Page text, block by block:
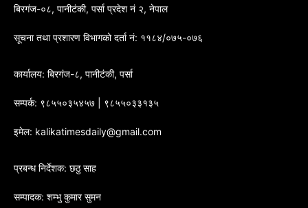
बिरगंज-०८, पानीटंकी, पर्सा प्रदेश नं २, नेपाल
सूचना तथा प्रशारण विभागको दर्ता नं: ११८४/०७५-०७६
कार्यालय: बिरगंज-८, पानीटंकी, पर्सा
सम्पर्क: ९८५५०३५४५७ | ९८५५०३३१३५
इमेल: kalikatimesdaily@gmail.com
प्रबन्ध निर्देशक: छठु साह
सम्पादक: शम्भु कुमार सुमन